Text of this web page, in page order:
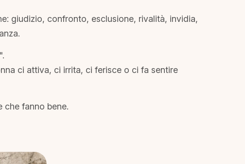
giudizio, confronto, esclusione, rivalità, invidia,
ci attiva, ci irrita, ci ferisce o ci fa sentire
che fanno bene.